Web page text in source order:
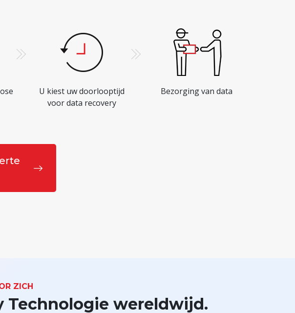
U kiest uw doorlooptijd
voor data recovery
Bezorging van data
ZICH
Technologie wereldwijd.